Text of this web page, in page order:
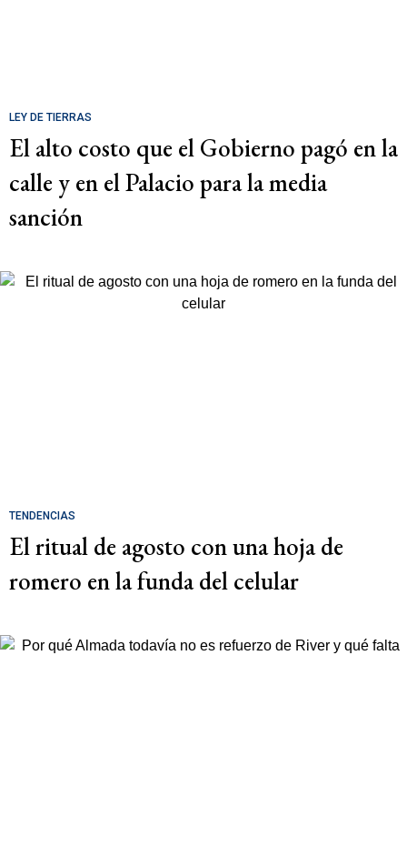
LEY DE TIERRAS
El alto costo que el Gobierno pagó en la
calle y en el Palacio para la media
sanción
TENDENCIAS
El ritual de agosto con una hoja de
romero en la funda del celular